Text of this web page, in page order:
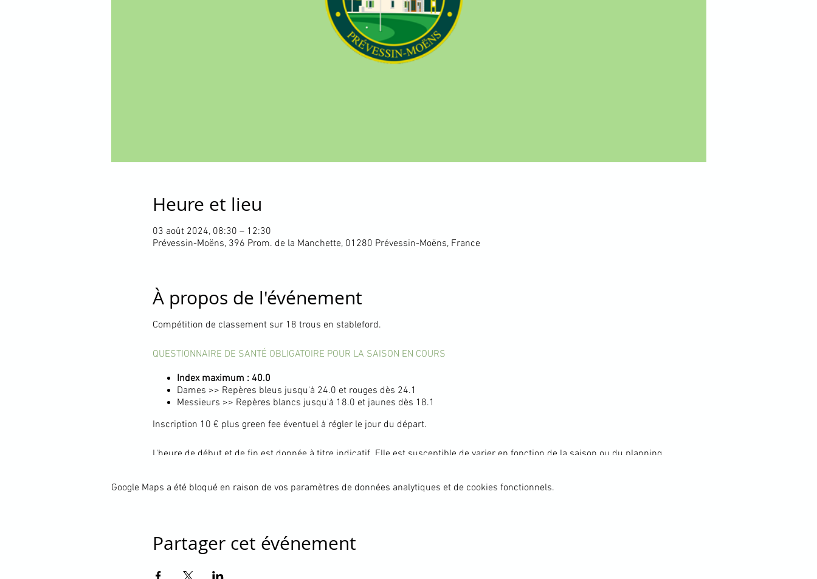
Heure et lieu
03 août 2024, 08:30 – 12:30
Prévessin-Moëns, 396 Prom. de la Manchette, 01280 Prévessin-Moëns, France
À propos de l'événement
Compétition de classement sur 18 trous en stableford.
QUESTIONNAIRE DE SANTÉ OBLIGATOIRE POUR LA SAISON EN COURS
Index maximum : 40.0
Dames >> Repères bleus jusqu'à 24.0 et rouges dès 24.1
Messieurs >> Repères blancs jusqu'à 18.0 et jaunes dès 18.1
Inscription 10 € plus green fee éventuel à régler le jour du départ.
L'heure de début et de fin est donnée à titre indicatif. Elle est susceptible de varier en fonction de la saison ou du planning
>>> Suivez ce lien >>>
Google Maps a été bloqué en raison de vos paramètres de données analytiques et de cookies fonctionnels.
Partager cet événement